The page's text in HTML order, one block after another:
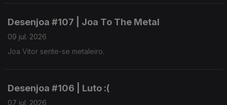
Desenjoa #107 | Joa To The Metal
09 jul. 2026
Joa Vitor sente-se metaleiro.
Desenjoa #106 | Luto :(
07 jul. 2026